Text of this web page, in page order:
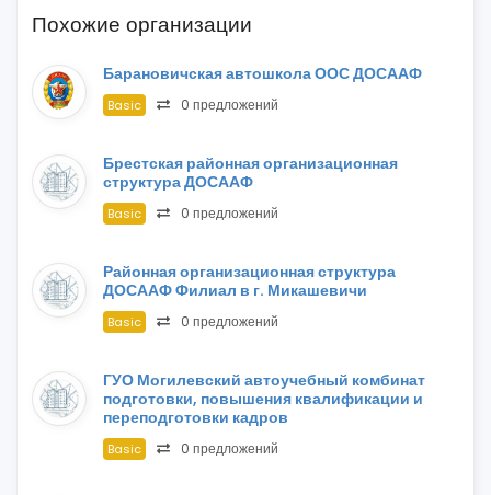
Похожие организации
Барановичская автошкола ООС ДОСААФ
Basic 0 предложений
Брестская районная организационная
структура ДОСААФ
Basic 0 предложений
Районная организационная структура
ДОСААФ Филиал в г. Микашевичи
Basic 0 предложений
ГУО Могилевский автоучебный комбинат
подготовки, повышения квалификации и
переподготовки кадров
Basic 0 предложений